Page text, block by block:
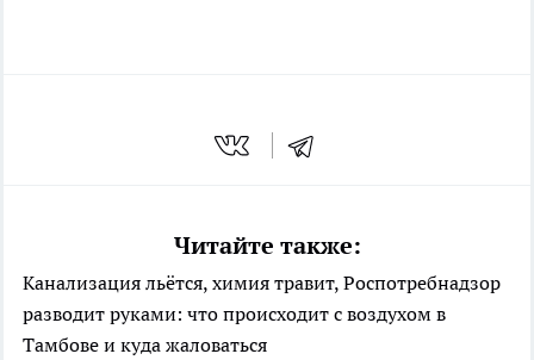
Читайте также:
Канализация льётся, химия травит, Роспотребнадзор
разводит руками: что происходит с воздухом в
Тамбове и куда жаловаться